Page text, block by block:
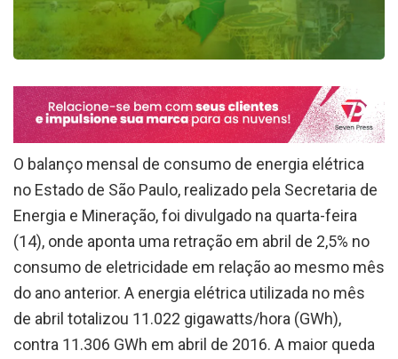
O balanço mensal de consumo de energia elétrica
no Estado de São Paulo, realizado pela Secretaria de
Energia e Mineração, foi divulgado na quarta-feira
(14), onde aponta uma retração em abril de 2,5% no
consumo de eletricidade em relação ao mesmo mês
do ano anterior. A energia elétrica utilizada no mês
de abril totalizou 11.022 gigawatts/hora (GWh),
contra 11.306 GWh em abril de 2016. A maior queda